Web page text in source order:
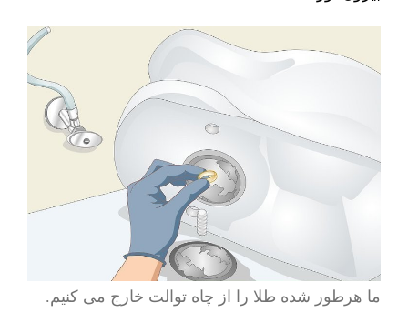
ما هرطور شده طلا را از چاه توالت خارج می کنیم.